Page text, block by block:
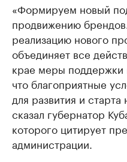
«Формируем новый
продвижению
реализацию нового
объединяет все
крае меры поддержки
что благоприятные
для развития и
сказал губернатор
которого цитирует
администрации.